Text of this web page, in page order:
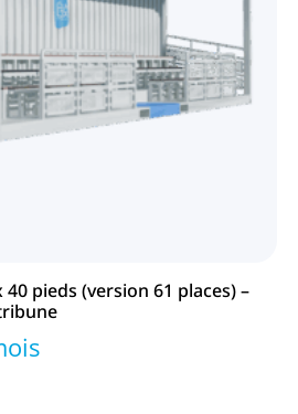
pieds (version 61 places) –